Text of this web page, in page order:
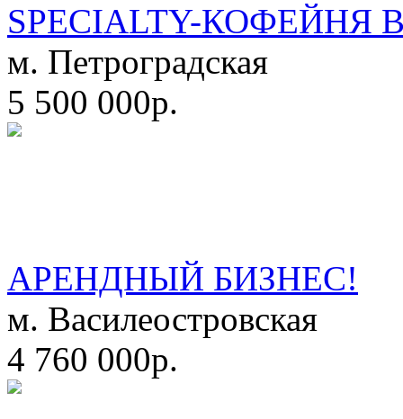
SPECIALTY-
м. Петроградская
5 500 000р.
АРЕНДНЫЙ БИЗНЕС!
м. Василеостровская
4 760 000р.